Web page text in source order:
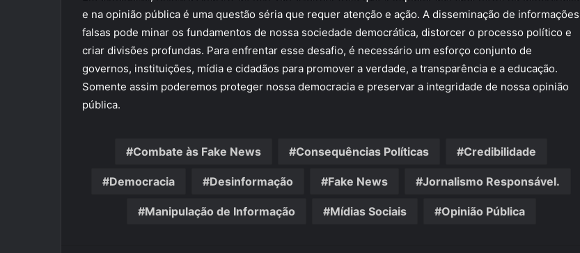
e na opinião pública é uma questão séria que requer atenção e ação. A disseminação de informações
falsas pode minar os fundamentos de nossa sociedade democrática, distorcer o processo político e
criar divisões profundas. Para enfrentar esse desafio, é necessário um esforço conjunto de
governos, instituições, mídia e cidadãos para promover a verdade, a transparência e a educação.
Somente assim poderemos proteger nossa democracia e preservar a integridade de nossa opinião
pública.
Combate às Fake News Consequências Políticas Credibilidade
Democracia Desinformação Fake News Jornalismo Responsável.
Manipulação de Informação Mídias Sociais Opinião Pública